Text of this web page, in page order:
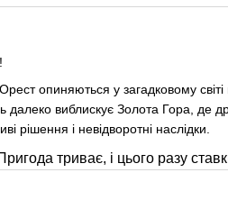
опиняються у загадковому
далеко виблискує Золота Гора, де
рішення і невідворотні наслідки.
триває, і цього разу